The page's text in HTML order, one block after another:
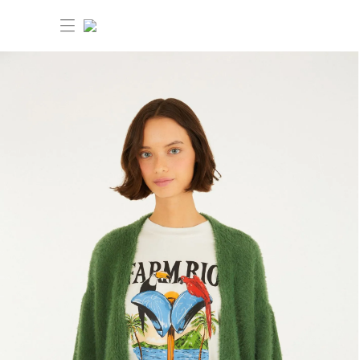
30% OFF ANIVERSÁRIO FARM
Novidades
Novidades
Ver tudo
Roupas
Roupas
Bazar
FARM Etc